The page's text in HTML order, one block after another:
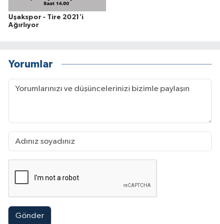
Uşakspor - Tire 2021'i
Ağırlıyor
Yorumlar
Gönder